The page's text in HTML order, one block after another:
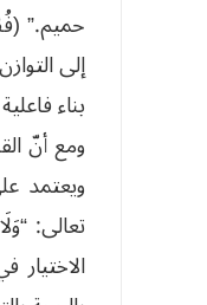
إلى
بناء
ومع أنّ
ويعتمد